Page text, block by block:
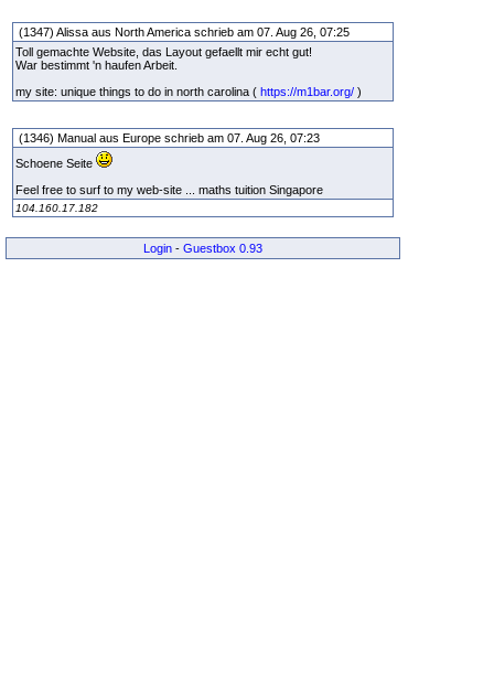
(1347) Alissa aus North America schrieb am 07. Aug 26, 07:25
Toll gemachte Website, das Layout gefaellt mir echt gut!
War bestimmt 'n haufen Arbeit.
my site: unique things to do in north carolina ( https://m1bar.org/ )
(1346) Manual aus Europe schrieb am 07. Aug 26, 07:23
Schoene Seite
Feel free to surf to my web-site ... maths tuition Singapore
104.160.17.182
Login - Guestbox 0.93